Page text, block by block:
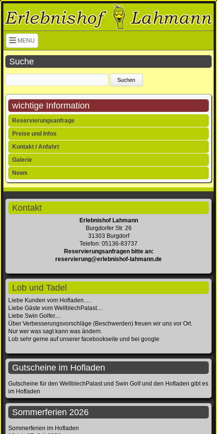
MENU
Navigation überspringen
Suche
Suchbegriffe
wichtige Information
Navigation
überspringen
Reservierungsanfrage
Preise und Infos
Kontakt / Anfahrt
Galerie
News
Kontakt
Erlebnishof Lahmann
Burgdorfer Str. 26
31303 Burgdorf
Telefon: 05136-83737
Reservierungsanfragen bitte an:
reservierung@erlebnishof-lahmann.de
Lob und Tadel
Liebe Kunden vom Hofladen.....
Liebe Gäste vom WellblechPalast....
Liebe Swin Golfer....
Über Verbesserungsvorschläge (Beschwerden) freuen wir uns vor Ort.
Nur wer was sagt kann was ändern.
Lob sehr gerne auf unserer facebookseite und bei google
Gutscheine im Hofladen
Gutscheine für den WellblechPalast und Swin Golf und den Hofladen gibt es
im Hofladen
Sommerferien 2026
Sommerferien im Hofladen